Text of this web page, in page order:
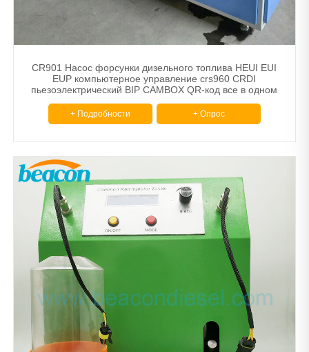
CR901 Насос форсунки дизельного топлива HEUI EUI
EUP компьютерное управление crs960 CRDI
пьезоэлектрический BIP CAMBOX QR-код все в одном
+ Подробности + Опрос